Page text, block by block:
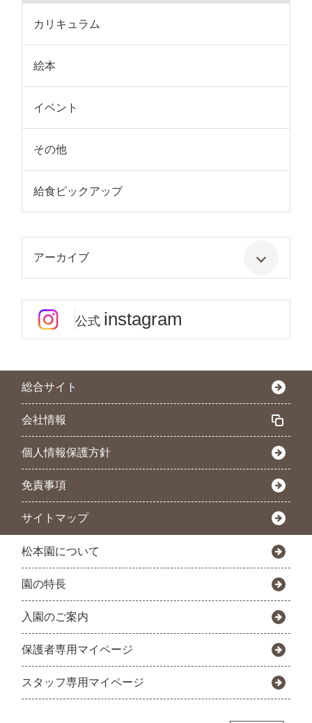
カリキュラム
絵本
イベント
その他
給食ピックアップ
アーカイブ
公式 instagram
総合サイト
会社情報
個人情報保護方針
免責事項
サイトマップ
松本園について
園の特長
入園のご案内
保護者専用マイページ
スタッフ専用マイページ